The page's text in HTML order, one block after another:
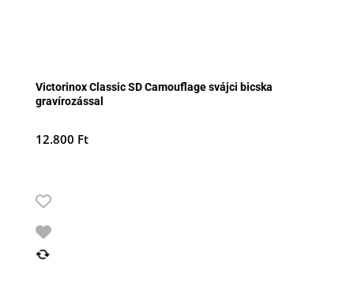
Victorinox Classic SD Camouflage svájci bicska
gravírozással
12.800 Ft